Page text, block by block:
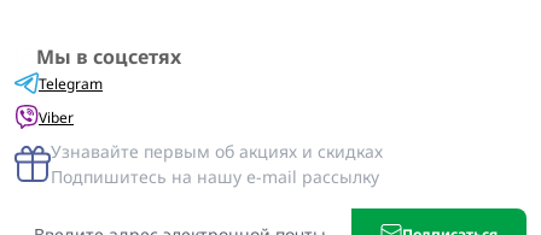
Мы в соцсетях
Telegram
Viber
Узнавайте первым об акциях и скидках
Подпишитесь на нашу e-mail рассылку